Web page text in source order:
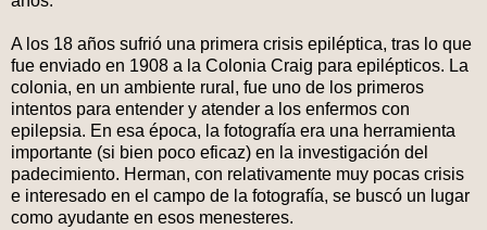
A los 18 años sufrió una primera crisis epiléptica, tras lo que
fue enviado en 1908 a la Colonia Craig para epilépticos. La
colonia, en un ambiente rural, fue uno de los primeros
intentos para entender y atender a los enfermos con
epilepsia. En esa época, la fotografía era una herramienta
importante (si bien poco eficaz) en la investigación del
padecimiento. Herman, con relativamente muy pocas crisis
e interesado en el campo de la fotografía, se buscó un lugar
como ayudante en esos menesteres.